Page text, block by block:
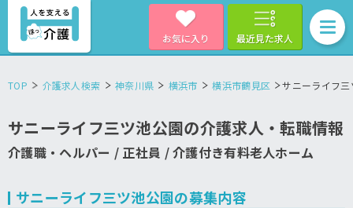
お気に入り 最近見た求人
TOP 介護求人検索 神奈川県 横浜市 横浜市鶴見区 サニーライフ
サニーライフ三ツ池公園の介護求人・転職情報
介護職・ヘルパー / 正社員 / 介護付き有料老人ホーム
サニーライフ三ツ池公園の募集内容